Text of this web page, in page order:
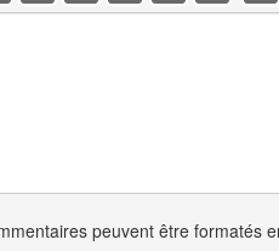
peuvent être formatés